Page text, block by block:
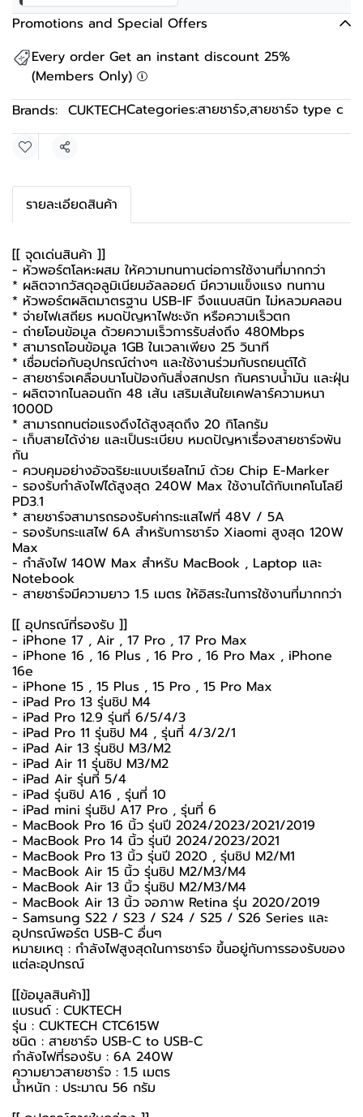
Promotions and Special Offers
Every order Get an instant discount 25%
(Members Only)
Brands: CUKTECHCategories:สายชาร์จ,สายชาร์จ type c
Share
รายละเอียดสินค้า
[[ จุดเด่นสินค้า ]]
- หัวพอร์ตโลหะผสม ให้ความทนทานต่อการใช้งานที่มากกว่า
* ผลิตจากวัสดุอลูมิเนียมอัลลอยด์ มีความแข็งแรง ทนทาน
* หัวพอร์ตผลิตมาตรฐาน USB-IF จึงแนบสนิท ไม่หลวมคลอน
* จ่ายไฟเสถียร หมดปัญหาไฟชะงัก หรือความเร็วตก
- ถ่ายโอนข้อมูล ด้วยความเร็วการรับส่งถึง 480Mbps
* สามารถโอนข้อมูล 1GB ในเวลาเพียง 25 วินาที
* เชื่อมต่อกับอุปกรณ์ต่างๆ และใช้งานร่วมกับรถยนต์ได้
- สายชาร์จเคลือบนาโนป้องกันสิ่งสกปรก กันคราบน้ำมัน และฝุ่น
- ผลิตจากไนลอนถัก 48 เส้น เสริมเส้นใยเคฟลาร์ความหนา
1000D
* สามารถทนต่อแรงดึงได้สูงสุดถึง 20 กิโลกรัม
- เก็บสายได้ง่าย และเป็นระเบียบ หมดปัญหาเรื่องสายชาร์จพัน
กัน
- ควบคุมอย่างอัจฉริยะแบบเรียลไทม์ ด้วย Chip E-Marker
- รองรับกำลังไฟได้สูงสุด 240W Max ใช้งานได้กับเทคโนโลยี
PD3.1
* สายชาร์จสามารถรองรับค่ากระแสไฟที่ 48V / 5A
- รองรับกระแสไฟ 6A สำหรับการชาร์จ Xiaomi สูงสุด 120W
Max
- กำลังไฟ 140W Max สำหรับ MacBook , Laptop และ
Notebook
- สายชาร์จมีความยาว 1.5 เมตร ให้อิสระในการใช้งานที่มากกว่า
[[ อุปกรณ์ที่รองรับ ]]
- iPhone 17 , Air , 17 Pro , 17 Pro Max
- iPhone 16 , 16 Plus , 16 Pro , 16 Pro Max , iPhone
16e
- iPhone 15 , 15 Plus , 15 Pro , 15 Pro Max
- iPad Pro 13 รุ่นชิป M4
- iPad Pro 12.9 รุ่นที่ 6/5/4/3
- iPad Pro 11 รุ่นชิป M4 , รุ่นที่ 4/3/2/1
- iPad Air 13 รุ่นชิป M3/M2
- iPad Air 11 รุ่นชิป M3/M2
- iPad Air รุ่นที่ 5/4
- iPad รุ่นชิป A16 , รุ่นที่ 10
- iPad mini รุ่นชิป A17 Pro , รุ่นที่ 6
- MacBook Pro 16 นิ้ว รุ่นปี 2024/2023/2021/2019
- MacBook Pro 14 นิ้ว รุ่นปี 2024/2023/2021
- MacBook Pro 13 นิ้ว รุ่นปี 2020 , รุ่นชิป M2/M1
- MacBook Air 15 นิ้ว รุ่นชิป M2/M3/M4
- MacBook Air 13 นิ้ว รุ่นชิป M2/M3/M4
- MacBook Air 13 นิ้ว จอภาพ Retina รุ่น 2020/2019
- Samsung S22 / S23 / S24 / S25 / S26 Series และ
อุปกรณ์พอร์ต USB-C อื่นๆ
หมายเหตุ : กำลังไฟสูงสุดในการชาร์จ ขึ้นอยู่กับการรองรับของ
แต่ละอุปกรณ์
[[ข้อมูลสินค้า]]
แบรนด์ : CUKTECH
รุ่น : CUKTECH CTC615W
ชนิด : สายชาร์จ USB-C to USB-C
กำลังไฟที่รองรับ : 6A 240W
ความยาวสายชาร์จ : 1.5 เมตร
น้ำหนัก : ประมาณ 56 กรัม